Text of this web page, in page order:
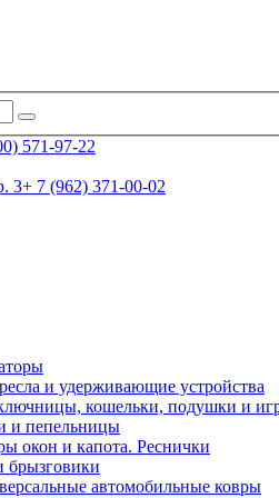
571-97-22
3+ 7 (962) 371-00-02
и удерживающие устройства
кошельки, подушки и
и пепельницы
окон и капота. Реснички
брызговики
автомобильные ковры